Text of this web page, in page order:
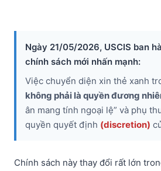
Ngày 21/05/2026, USCIS ban
chính sách mới nhấn mạnh:
Việc chuyển diện xin thẻ xanh
không phải là quyền đương
ân mang tính ngoại lệ” và phụ
quyền quyết định (discretion)
Chính sách này thay đổi rất lớn